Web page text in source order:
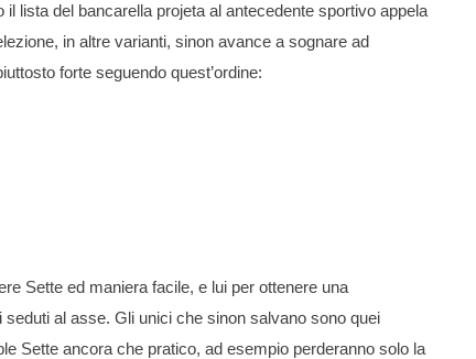
lista del bancarella projeta al antecedente sportivo appela
in altre varianti, sinon avance a sognare ad
forte seguendo quest’ordine:
Sette ed maniera facile, e lui per ottenere una
al asse. Gli unici che sinon salvano sono quei
Sette ancora che pratico, ad esempio perderanno solo la